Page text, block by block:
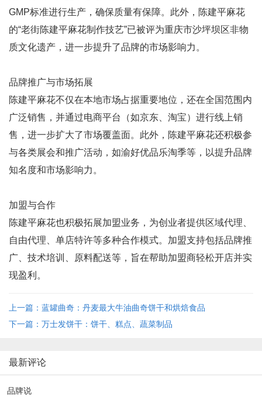
GMP标准进行生产，确保质量有保障。此外，陈建平麻花
的“老街陈建平麻花制作技艺”已被评为重庆市沙坪坝区非物
质文化遗产，进一步提升了品牌的市场影响力。
品牌推广与市场拓展
陈建平麻花不仅在本地市场占据重要地位，还在全国范围内
广泛销售，并通过电商平台（如京东、淘宝）进行线上销
售，进一步扩大了市场覆盖面。此外，陈建平麻花还积极参
与各类展会和推广活动，如渝好优品乐淘季等，以提升品牌
知名度和市场影响力。
加盟与合作
陈建平麻花也积极拓展加盟业务，为创业者提供区域代理、
自由代理、单店特许等多种合作模式。加盟支持包括品牌推
广、技术培训、原料配送等，旨在帮助加盟商轻松开店并实
现盈利。
上一篇：蓝罐曲奇：丹麦最大牛油曲奇饼干和烘焙食品
下一篇：万士发饼干：饼干、糕点、蔬菜制品
最新评论
品牌说